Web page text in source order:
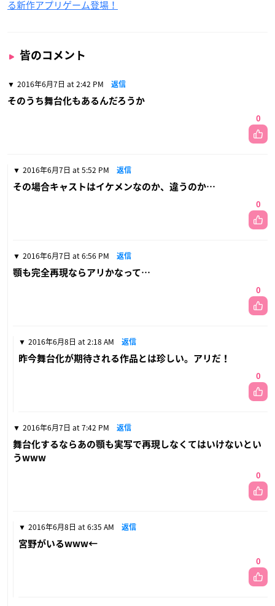
る新作アプリゲーム登場！
皆のコメント
2016年6月7日 at 2:42 PM 返信
そのうち舞台化もあるんだろうか
0
2016年6月7日 at 5:52 PM 返信
その場合キャストはイケメンなのか、違うのか…
0
2016年6月7日 at 6:56 PM 返信
顎も完全再現ならアリかなって…
0
2016年6月8日 at 2:18 AM 返信
昨今舞台化が期待される作品とは珍しい。アリだ！
0
2016年6月7日 at 7:42 PM 返信
舞台化するならあの顎も実写で再現しなくてはいけないとい
うwww
0
2016年6月8日 at 6:35 AM 返信
宮野がいるwww←
0